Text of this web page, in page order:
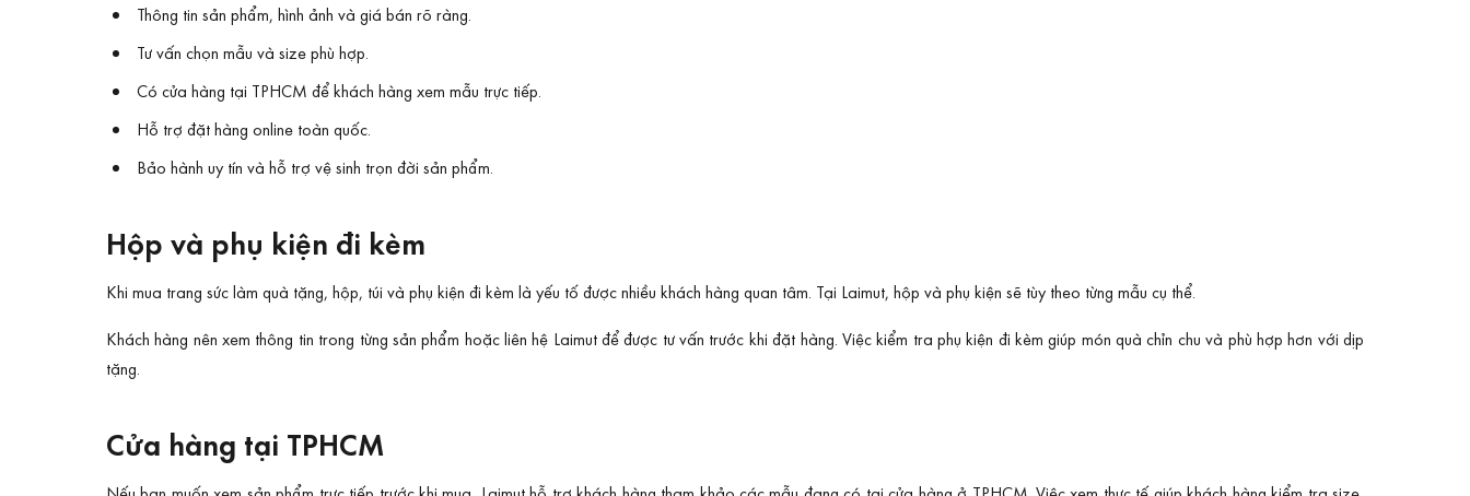
Thông tin sản phẩm, hình ảnh và giá bán rõ ràng.
Tư vấn chọn mẫu và size phù hợp.
Có cửa hàng tại TPHCM để khách hàng xem mẫu trực tiếp.
Hỗ trợ đặt hàng online toàn quốc.
Bảo hành uy tín và hỗ trợ vệ sinh trọn đời sản phẩm.
Hộp và phụ kiện đi kèm
Khi mua trang sức làm quà tặng, hộp, túi và phụ kiện đi kèm là yếu tố được nhiều khách hàng quan tâm. Tại Laimut, hộp và phụ kiện sẽ tùy theo từng mẫu cụ thể.
Khách hàng nên xem thông tin trong từng sản phẩm hoặc liên hệ Laimut để được tư vấn trước khi đặt hàng. Việc kiểm tra phụ kiện đi kèm giúp món quà chỉn chu và phù hợp hơn với dịp
tặng.
Cửa hàng tại TPHCM